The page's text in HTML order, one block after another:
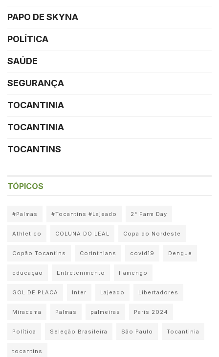
PAPO DE SKYNA
POLÍTICA
SAÚDE
SEGURANÇA
TOCANTINIA
TOCANTINIA
TOCANTINS
TÓPICOS
#Palmas #Tocantins #Lajeado 2° Farm Day
Athletico COLUNA DO LEAL Copa do Nordeste
Copão Tocantins Corinthians covid19 Dengue
educação Entretenimento flamengo
GOL DE PLACA Inter Lajeado Libertadores
Miracema Palmas palmeiras Paris 2024
Política Seleção Brasileira São Paulo Tocantinia
tocantins